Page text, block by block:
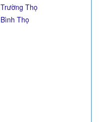
Trường Thọ
Bình Thọ